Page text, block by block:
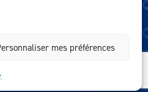
mes préférences